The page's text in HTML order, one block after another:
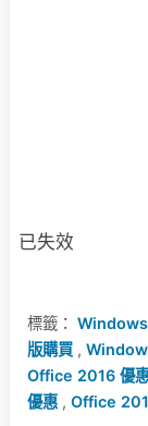
已失效
標籤：
版購買 ,
Office 2016 優
優惠 , Office